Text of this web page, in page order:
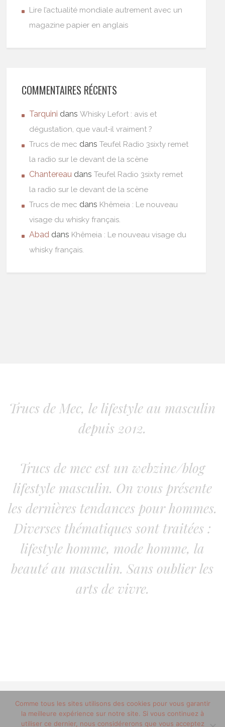
Lire l’actualité mondiale autrement avec un
magazine papier en anglais
COMMENTAIRES RÉCENTS
Tarquini dansWhisky Lefort : avis et
dégustation, que vaut-il vraiment ?
Trucs de mec dansTeufel Radio 3sixty remet
la radio sur le devant de la scène
Chantereau dansTeufel Radio 3sixty remet
la radio sur le devant de la scène
Trucs de mec dans Khêmeia : Le nouveau
visage du whisky français.
Abad dans Khêmeia : Le nouveau visage du
whisky français.
Trucs de Mec, le lifestyle au masculin
depuis 2012.
Trucs de mec est un webzine/blog
lifestyle masculin. On vous présente
les dernières tendances pour hommes.
Diverses thématiques sont traitées :
lifestyle homme, mode homme, la
beauté au masculin. Sans oublier les
arts de vivre.
© 2012-2020 copyright trucsdemec.fr - blog lifestyle
masculin/Tous droits réservés
Comme tous les sites utilisons des cookies pour vous garantir
la meilleure expérience sur notre site. Si vous continuez à
utiliser ce dernier, nous considérerons que vous acceptez